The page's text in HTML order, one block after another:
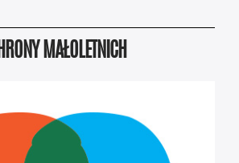
MAŁOLETNICH